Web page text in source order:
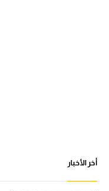
أخر الأخبار